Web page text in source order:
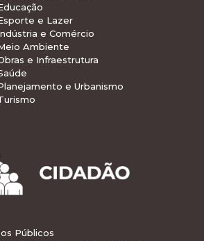
e Lazer
e Comércio
Ambiente
e Infraestrutura
e Urbanismo
Públicos